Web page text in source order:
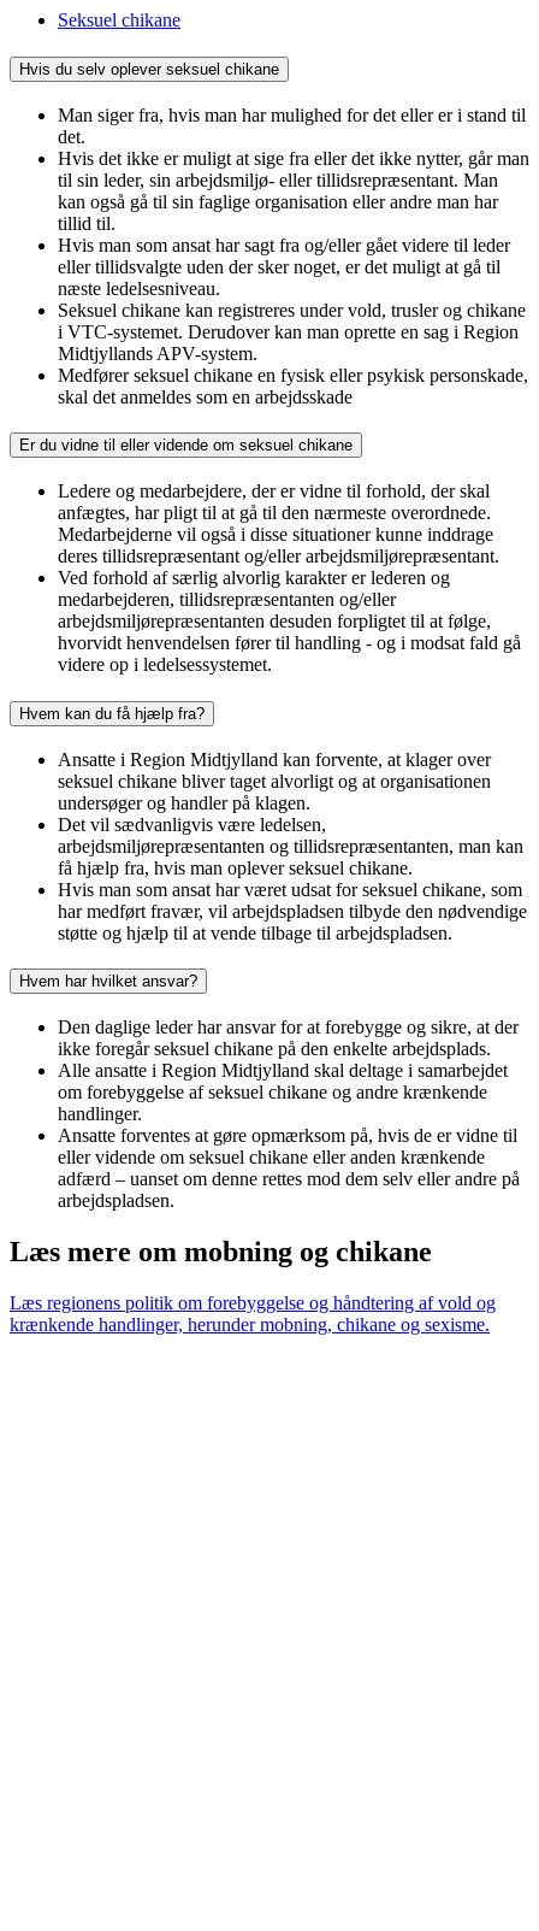
Seksuel chikane
Hvis du selv oplever seksuel chikane
Man siger fra, hvis man har mulighed for det eller er i stand til
det.
Hvis det ikke er muligt at sige fra eller det ikke nytter, går man
til sin leder, sin arbejdsmiljø- eller tillidsrepræsentant. Man
kan også gå til sin faglige organisation eller andre man har
tillid til.
Hvis man som ansat har sagt fra og/eller gået videre til leder
eller tillidsvalgte uden der sker noget, er det muligt at gå til
næste ledelsesniveau.
Seksuel chikane kan registreres under vold, trusler og chikane
i VTC-systemet. Derudover kan man oprette en sag i Region
Midtjyllands APV-system.
Medfører seksuel chikane en fysisk eller psykisk personskade,
skal det anmeldes som en arbejdsskade
Er du vidne til eller vidende om seksuel chikane
Ledere og medarbejdere, der er vidne til forhold, der skal
anfægtes, har pligt til at gå til den nærmeste overordnede.
Medarbejderne vil også i disse situationer kunne inddrage
deres tillidsrepræsentant og/eller arbejdsmiljørepræsentant.
Ved forhold af særlig alvorlig karakter er lederen og
medarbejderen, tillidsrepræsentanten og/eller
arbejdsmiljørepræsentanten desuden forpligtet til at følge,
hvorvidt henvendelsen fører til handling - og i modsat fald gå
videre op i ledelsessystemet.
Hvem kan du få hjælp fra?
Ansatte i Region Midtjylland kan forvente, at klager over
seksuel chikane bliver taget alvorligt og at organisationen
undersøger og handler på klagen.
Det vil sædvanligvis være ledelsen,
arbejdsmiljørepræsentanten og tillidsrepræsentanten, man kan
få hjælp fra, hvis man oplever seksuel chikane.
Hvis man som ansat har været udsat for seksuel chikane, som
har medført fravær, vil arbejdspladsen tilbyde den nødvendige
støtte og hjælp til at vende tilbage til arbejdspladsen.
Hvem har hvilket ansvar?
Den daglige leder har ansvar for at forebygge og sikre, at der
ikke foregår seksuel chikane på den enkelte arbejdsplads.
Alle ansatte i Region Midtjylland skal deltage i samarbejdet
om forebyggelse af seksuel chikane og andre krænkende
handlinger.
Ansatte forventes at gøre opmærksom på, hvis de er vidne til
eller vidende om seksuel chikane eller anden krænkende
adfærd – uanset om denne rettes mod dem selv eller andre på
arbejdspladsen.
Læs mere om mobning og chikane
Læs regionens politik om forebyggelse og håndtering af vold og
krænkende handlinger, herunder mobning, chikane og sexisme.